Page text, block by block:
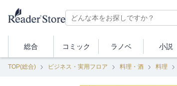
総合 コミック ラノベ 小説
TOP(総合) ビジネス・実用フロア 料理・酒 料理